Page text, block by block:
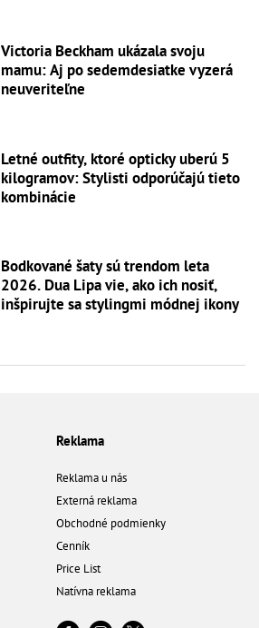
Victoria Beckham ukázala svoju
mamu: Aj po sedemdesiatke vyzerá
neuveriteľne
Letné outfity, ktoré opticky uberú 5
kilogramov: Stylisti odporúčajú tieto
kombinácie
Bodkované šaty sú trendom leta
2026. Dua Lipa vie, ako ich nosiť,
inšpirujte sa stylingmi módnej ikony
Reklama
Reklama u nás
Externá reklama
Obchodné podmienky
Cenník
Price List
Natívna reklama